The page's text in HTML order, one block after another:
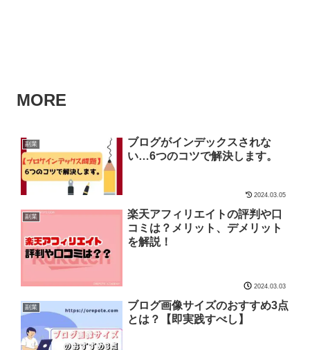
MORE
副業
ブログがインデックスされな
い…6つのコツで解決します。
2024.03.05
副業
楽天アフィリエイトの評判や口
コミは？メリット、デメリット
を解説！
2024.03.03
副業
ブログ画像サイズのおすすめ3点
とは？【即実践すべし】